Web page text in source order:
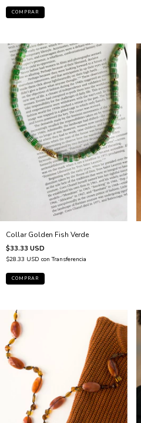
Collar Golden Fish Verde
$33.33 USD
$28.33 USD con Transferencia